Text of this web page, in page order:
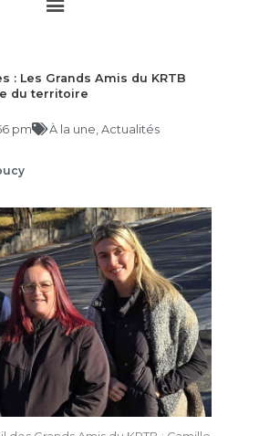
: Les Grands Amis du KRTB
du territoire
pm À la une Actualités